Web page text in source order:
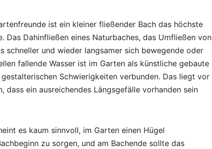
ist ein kleiner fließender Bach das höchste
Das Dahinfließen eines Naturbaches, das Umfließen von
schneller und wieder langsamer sich bewegende oder
fallende Wasser ist im Garten als künstliche gebaute
Schwierigkeiten verbunden. Das liegt vor
dass ein ausreichendes Längsgefälle vorhanden sein
es kaum sinnvoll, im Garten einen Hügel
zu sorgen, und am Bachende sollte das